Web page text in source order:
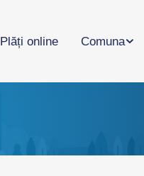
Plăți online Comuna